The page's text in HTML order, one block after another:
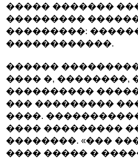
����� �������
���������
���������:
������������.
������
���� �, ��������,
����������
��� ���������
����.
���� ���������
��������. «���
���� ����� �